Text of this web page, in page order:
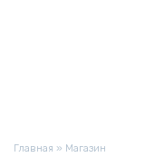
Главная » Магазин